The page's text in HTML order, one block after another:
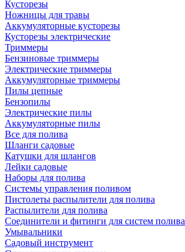
Кусторезы
Ножницы для травы
Аккумуляторные кусторезы
Кусторезы электрические
Триммеры
Бензиновые триммеры
Электрические триммеры
Аккумуляторные триммеры
Пилы цепные
Бензопилы
Электрические пилы
Аккумуляторные пилы
Все для полива
Шланги садовые
Катушки для шлангов
Лейки садовые
Наборы для полива
Системы управления поливом
Пистолеты распылители для полива
Распылители для полива
Соединители и фитинги для систем полива
Умывальники
Садовый инструмент